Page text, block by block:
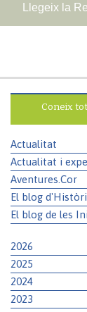
Llegeix la
Coneix
Actualitat
Actualitat i
Aventures.Cor
El blog
El blog de les
2026
2025
2024
2023